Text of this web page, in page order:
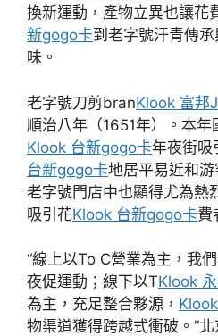
換新運動，產物立異也讓花
新gogo卡到老字號汗青傳
味。
老字號刀剪branKlook 富邦
順治八年（1651年）。本年
Klook 台新gogo卡年夜街吸
台新gogo卡地居平易近和
老字號門店中也顯得尤為熱
吸引花Klook 台新gogo卡費
“線上以To C營業為主，我
夜促運動；線下以TKlook
為主，充足整合夥源，
物渠道獲得跨越式衝破。”